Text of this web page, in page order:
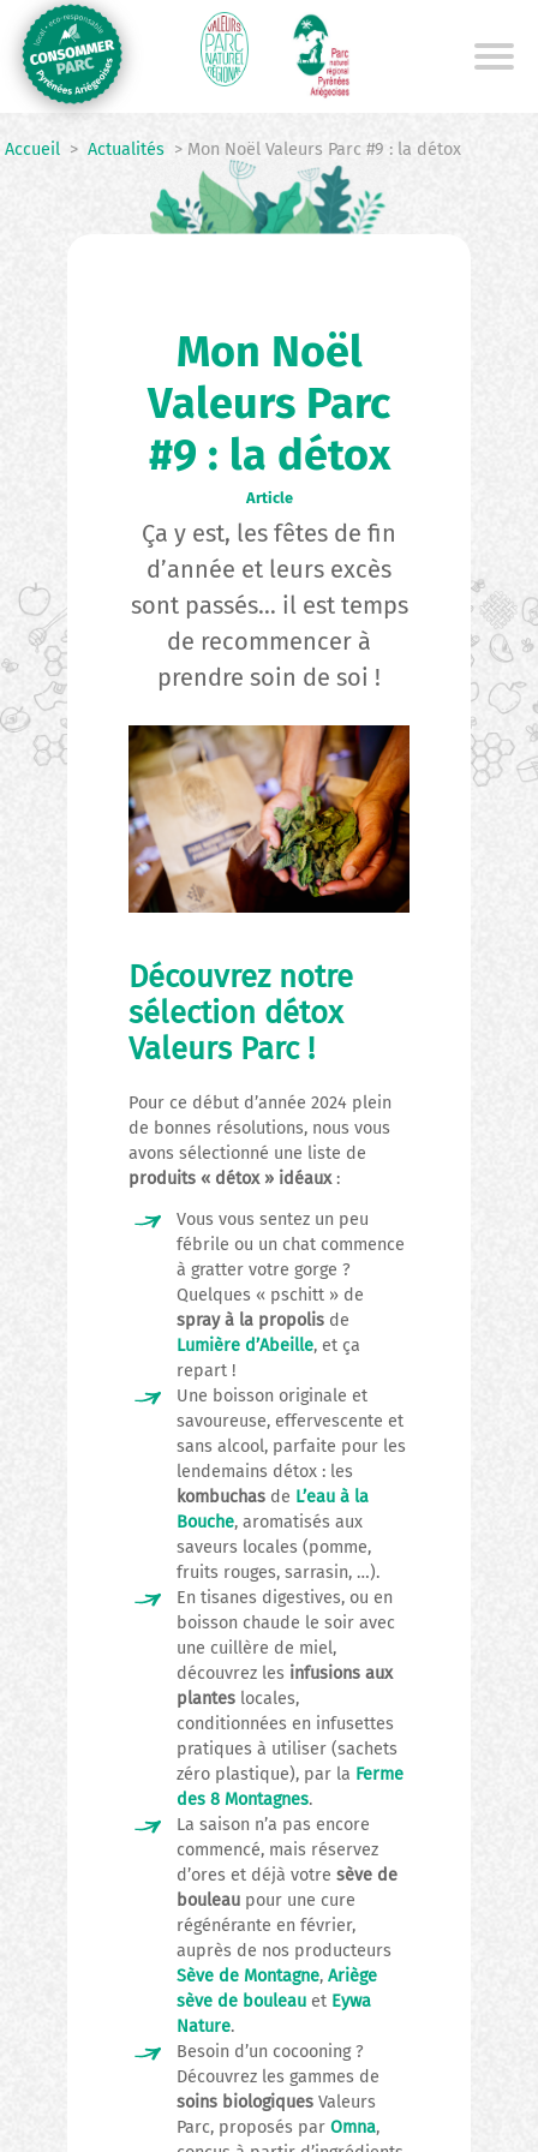
contenu
principal
Accueil > Actualités > Mon Noël Valeurs Parc #9 : la détox
Mon Noël
Valeurs Parc
#9 : la détox
Article
Ça y est, les fêtes de fin
d’année et leurs excès
sont passés… il est temps
de recommencer à
prendre soin de soi !
Découvrez notre
sélection détox
Valeurs Parc !
Pour ce début d’année 2024 plein
de bonnes résolutions, nous vous
avons sélectionné une liste de
produits « détox » idéaux:
Vous vous sentez un peu
fébrile ou un chat commence
à gratter votre gorge ?
Quelques « pschitt » de
spray à la propolis de
Lumière d’Abeille, et ça
repart !
Une boisson originale et
savoureuse, effervescente et
sans alcool, parfaite pour les
lendemains détox : les
kombuchas de L’eau à la
Bouche, aromatisés aux
saveurs locales (pomme,
fruits rouges, sarrasin, …).
En tisanes digestives, ou en
boisson chaude le soir avec
une cuillère de miel,
découvrez les infusions aux
plantes locales,
conditionnées en infusettes
pratiques à utiliser (sachets
zéro plastique), par la Ferme
des 8 Montagnes.
La saison n’a pas encore
commencé, mais réservez
d’ores et déjà votresève de
bouleau pour une cure
régénérante en février,
auprès de nos producteurs
Sève de Montagne,Ariège
sève de bouleau et Eywa
Nature.
Besoin d’un cocooning ?
Découvrez les gammes de
soins biologiques Valeurs
Parc, proposés parOmna,